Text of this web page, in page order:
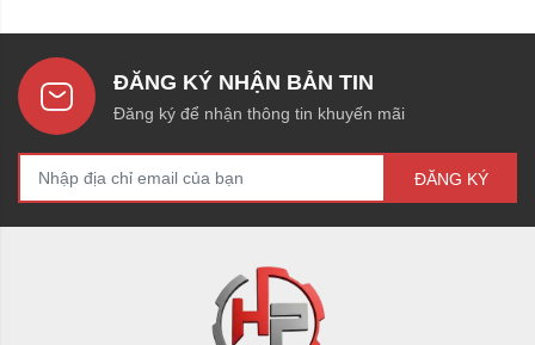
ĐĂNG KÝ NHẬN BẢN TIN
Đăng ký để nhận thông tin khuyến mãi
ĐĂNG KÝ